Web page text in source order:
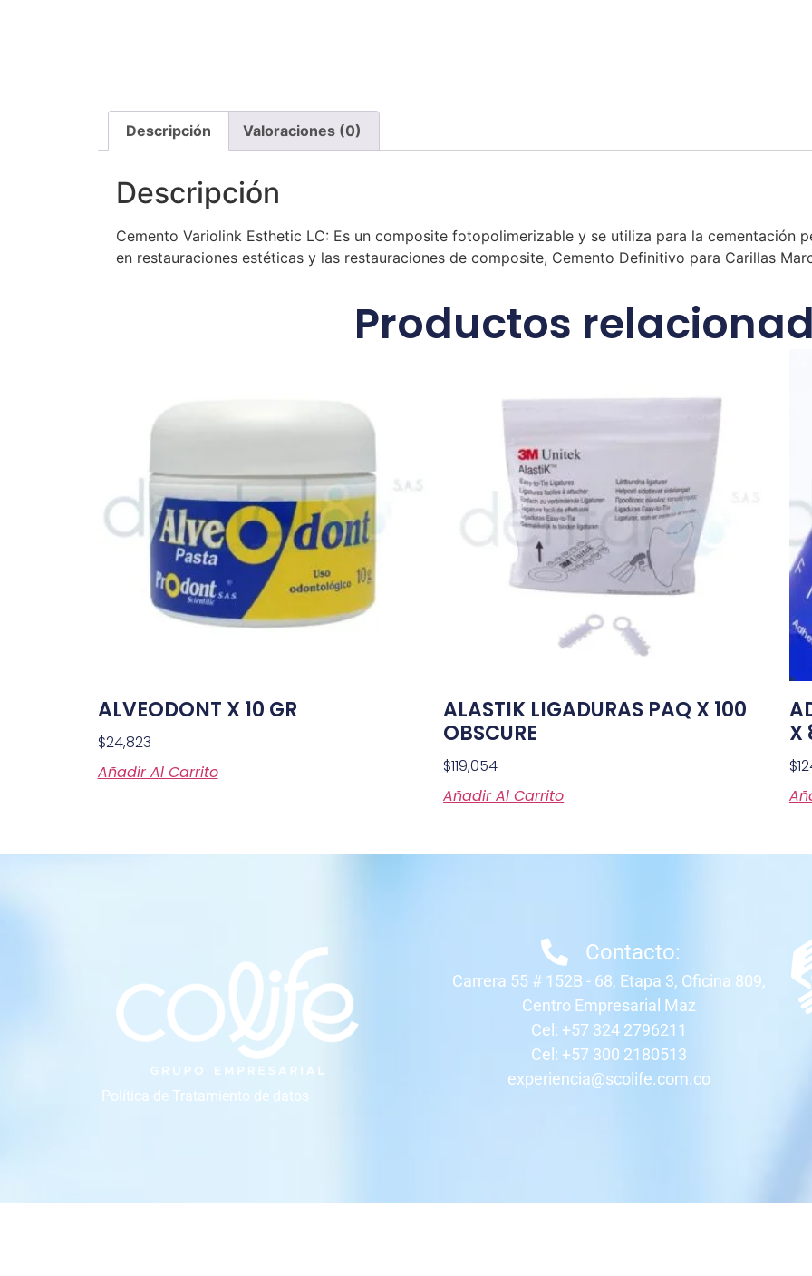
Descripción Valoraciones (0)
Descripción
Cemento Variolink Esthetic LC: Es un composite fotopolimerizable y se utiliza para la cementación
en restauraciones estéticas y las restauraciones de composite, Cemento Definitivo para Carillas
Productos
ALVEODONT X 10 GR
$24,823
Añadir Al Carrito
ALASTIK LIGADURAS PAQ X 100
OBSCURE
$119,054
Añadir Al Carrito
X
$
Política de Tratamiento de datos
Contacto:
Carrera 55 # 152B - 68, Etapa 3, Oficina 809,
Centro Empresarial Maz
Cel: +57 324 2796211
Cel: +57 300 2180513
experiencia@scolife.com.co